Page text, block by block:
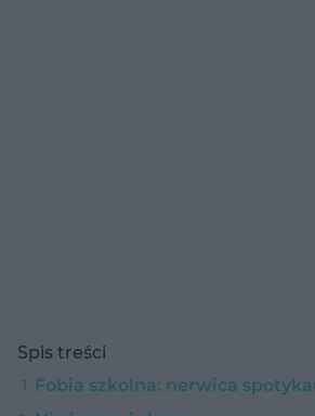
Spis treści
Fobia szkolna: nerwica